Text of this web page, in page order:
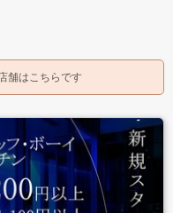
舗はこちらです